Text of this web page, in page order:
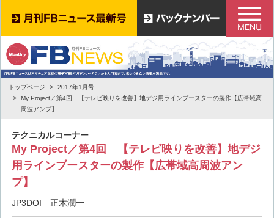
トップページ
2017年1月号
My Project／第4回 【テレビ映りを改善】地デジ用ラインブースターの製作【広帯域高
周波アンプ】
テクニカルコーナー
My Project／第4回 【テレビ映りを改善】地デジ
用ラインブースターの製作【広帯域高周波アン
プ】
JP3DOI 正木潤一